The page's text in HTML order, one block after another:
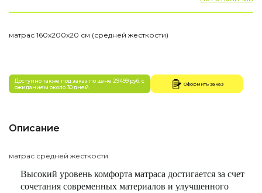
матрас 160х200х20 см (средней жесткости)
Доступно также под заказ по цене 29499 руб. с
ожиданием около 30 дней.
Оформить заказ
Описание
матрас средней жесткости
Высокий уровень комфорта матраса достигается за счет
сочетания современных материалов и улучшенного